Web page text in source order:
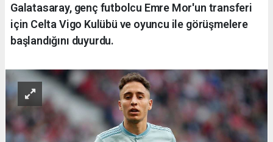
Galatasaray, genç futbolcu Emre Mor'un transferi
için Celta Vigo Kulübü ve oyuncu ile görüşmelere
başlandığını duyurdu.